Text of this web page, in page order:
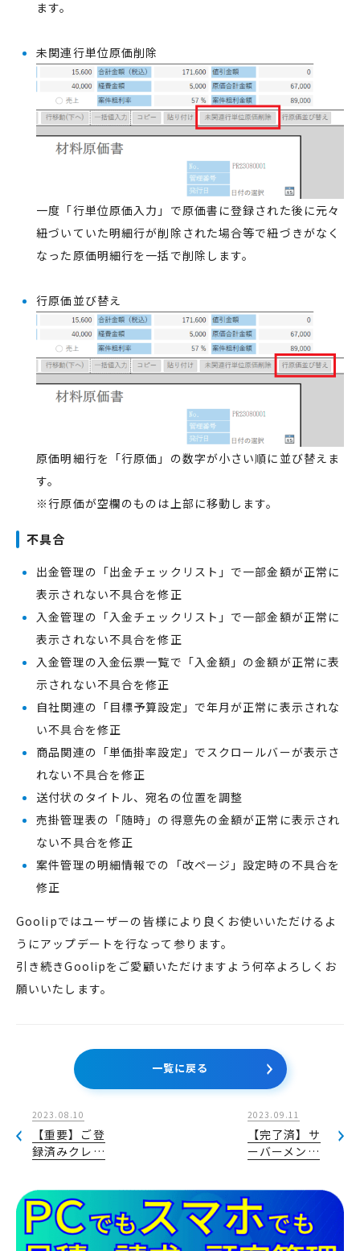
ます。
未関連行単位原価削除
一度「行単位原価入力」で原価書に登録された後に元々
紐づいていた明細行が削除された場合等で紐づきがなく
なった原価明細行を一括で削除します。
行原価並び替え
原価明細行を「行原価」の数字が小さい順に並び替えま
す。
※行原価が空欄のものは上部に移動します。
不具合
出金管理の「出金チェックリスト」で一部金額が正常に
表示されない不具合を修正
入金管理の「入金チェックリスト」で一部金額が正常に
表示されない不具合を修正
入金管理の入金伝票一覧で「入金額」の金額が正常に表
示されない不具合を修正
自社関連の「目標予算設定」で年月が正常に表示されな
い不具合を修正
商品関連の「単価掛率設定」でスクロールバーが表示さ
れない不具合を修正
送付状のタイトル、宛名の位置を調整
売掛管理表の「随時」の得意先の金額が正常に表示され
ない不具合を修正
案件管理の明細情報での「改ページ」設定時の不具合を
修正
Goolipではユーザーの皆様により良くお使いいただけるよ
うにアップデートを行なって参ります。
引き続きGoolipをご愛顧いただけますよう何卒よろしくお
願いいたします。
2023.08.10
【重要】ご登
録済みクレ…
一覧に戻る
2023.09.11
【完了済】サ
ーバーメン…